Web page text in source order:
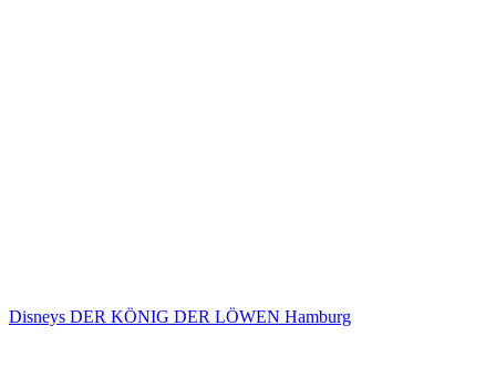
Disneys DER KÖNIG DER LÖWEN Hamburg